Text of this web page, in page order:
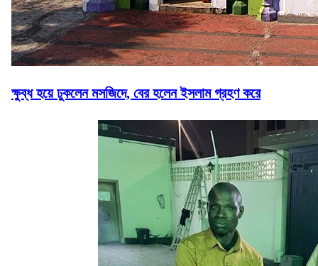
ক্ষুব্ধ হয়ে ঢুকলেন মসজিদে, বের হলেন ইসলাম গ্রহণ করে